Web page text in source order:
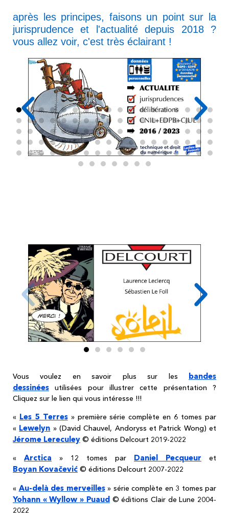
après les principes, faisons un point sur la
jurisprudence et l'actualité depuis 2018 ?
vous allez voir, c'est très éclairant !
Vous voulez en savoir plus sur les bandes
dessinées utilisées pour illustrer cette présentation ?
Cliquez sur le lien qui vous intéresse !!!
« Les 5 Terres» première série complète en 6 tomes par
« Lewelyn » (David Chauvel, Andoryss et Patrick Wong) et
Jérome Lereculey © éditions Delcourt 2019-2022
« Arctica » 12 tomes par Daniel Pecqueur et
Boyan Kovačević © éditions Delcourt 2007-2022
« Au-delà des merveilles» série complète en 3 tomes par
Yohann « Wyllow » Puaud © éditions Clair de Lune 2004-
2022